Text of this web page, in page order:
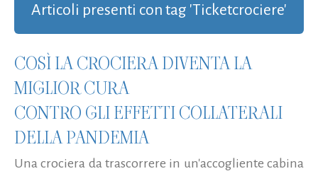
Articoli presenti con tag 'Ticketcrociere'
COSÌ LA CROCIERA DIVENTA LA
MIGLIOR CURA
CONTRO GLI EFFETTI COLLATERALI
DELLA PANDEMIA
Una crociera da trascorrere in un'accogliente cabina